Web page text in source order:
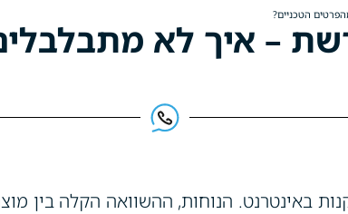
הטכניים?
– איך לא
באינטרנט. הנוחות, ההשוואה הקלה בין